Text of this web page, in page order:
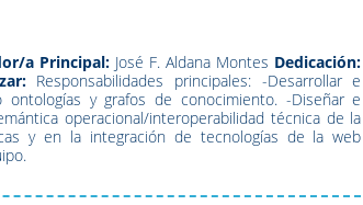
a Principal: José F. Aldana Montes Dedicación:
Responsabilidades principales: -Desarrollar e
y grafos de conocimiento. -Diseñar e
operacional/interoperabilidad técnica de la
y en la integración de tecnologías de la web